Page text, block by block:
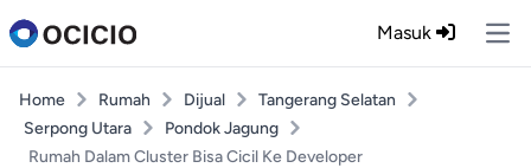
Masuk
Home Rumah Dijual
Tangerang Selatan
Serpong Utara
Pondok Jagung
Rumah Dalam Cluster Bisa Cicil Ke Developer